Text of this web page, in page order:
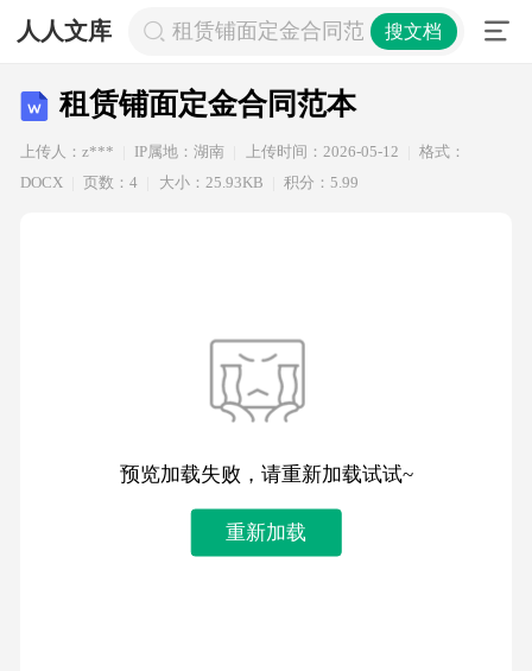
人人文库 租赁铺面定金合同范本搜文档
租赁铺面定金合同范本
上传人：z*** IP属地：湖南 上传时间：2026-05-12
格式：
DOCX
页数：4 大小：25.93KB 积分：5.99
预览加载失败，请重新加载试试~
重新加载